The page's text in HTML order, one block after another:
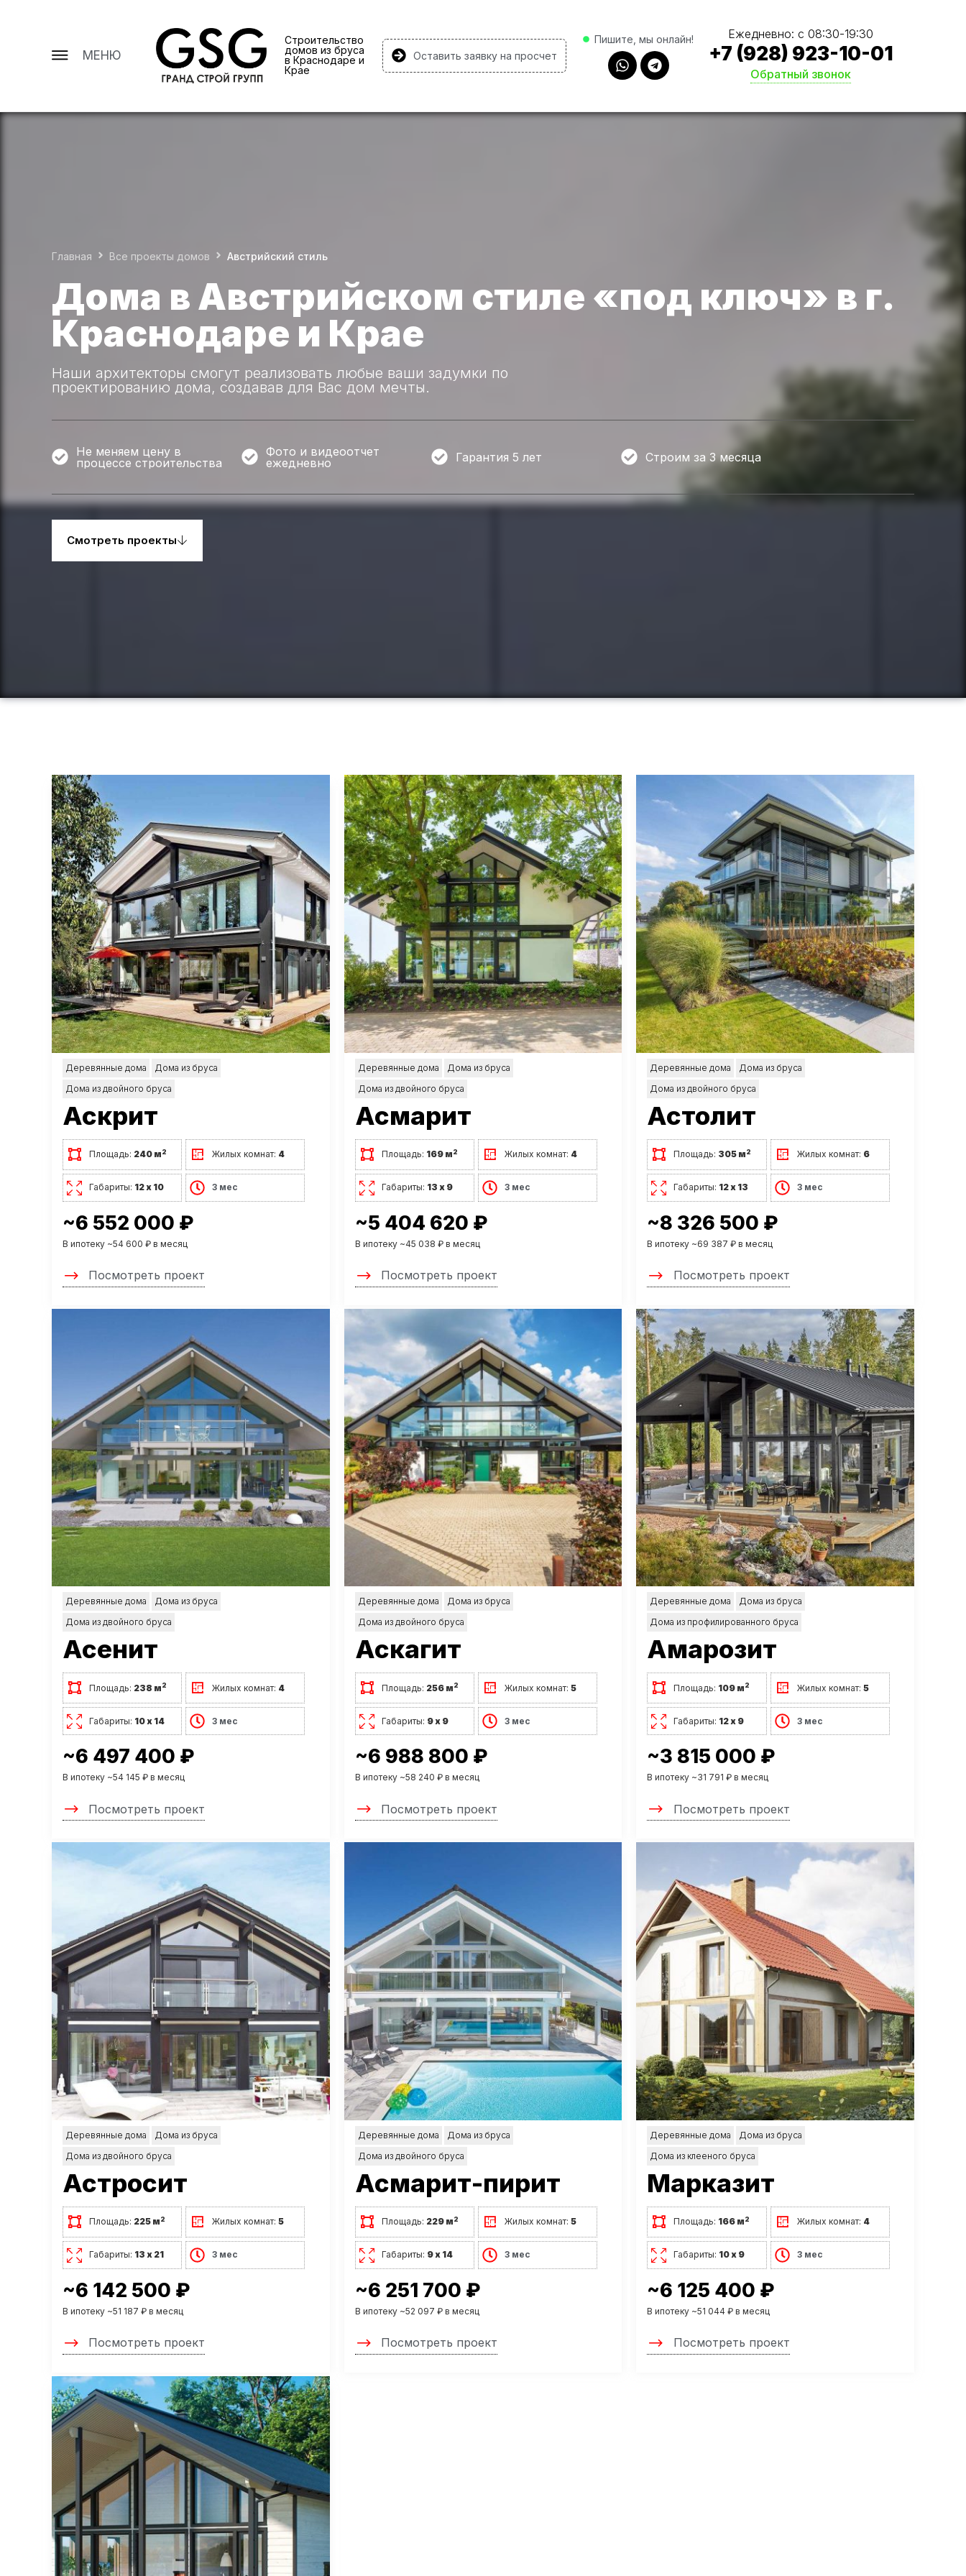
МЕНЮ
Строительство
домов из бруса
в Краснодаре и
Крае
Оставить заявку на просчет
Пишите, мы онлайн! Ежедневно: с 08:30-19:30
+7 (928) 923-10-01
Обратный звонок
Главная Все проекты домов Австрийский стиль
Дома в Австрийском стиле «под ключ» в г.
Краснодаре и Крае
Наши архитекторы смогут реализовать любые ваши задумки по
проектированию дома, создавав для Вас дом мечты.
Не меняем цену в
процессе строительства
Фото и видеоотчет
ежедневно
Гарантия 5 лет Строим за 3 месяца
Смотреть проекты
Деревянные дома
Дома из бруса
Дома из двойного бруса
Аскрит
Площадь: 240 м2 Жилых комнат: 4
Габариты: 12 х 10 3 мес
~6 552 000 ₽
В ипотеку ~54 600 ₽ в месяц
Посмотреть проект
Деревянные дома
Дома из бруса
Дома из двойного бруса
Асмарит
Площадь: 169 м2 Жилых комнат: 4
Габариты: 13 х 9 3 мес
~5 404 620 ₽
В ипотеку ~45 038 ₽ в месяц
Посмотреть проект
Деревянные дома
Дома из бруса
Дома из двойного бруса
Астолит
Площадь: 305 м2 Жилых комнат: 6
Габариты: 12 х 13 3 мес
~8 326 500 ₽
В ипотеку ~69 387 ₽ в месяц
Посмотреть проект
Деревянные дома
Дома из бруса
Дома из двойного бруса
Асенит
Площадь: 238 м2 Жилых комнат: 4
Габариты: 10 х 14 3 мес
~6 497 400 ₽
В ипотеку ~54 145 ₽ в месяц
Посмотреть проект
Деревянные дома
Дома из бруса
Дома из двойного бруса
Аскагит
Площадь: 256 м2 Жилых комнат: 5
Габариты: 9 х 9 3 мес
~6 988 800 ₽
В ипотеку ~58 240 ₽ в месяц
Посмотреть проект
Деревянные дома
Дома из бруса
Дома из профилированного бруса
Амарозит
Площадь: 109 м2 Жилых комнат: 5
Габариты: 12 х 9 3 мес
~3 815 000 ₽
В ипотеку ~31 791 ₽ в месяц
Посмотреть проект
Деревянные дома
Дома из бруса
Дома из двойного бруса
Астросит
Площадь: 225 м2 Жилых комнат:5
Габариты: 13 х 21 3 мес
~6 142 500 ₽
В ипотеку ~51 187 ₽ в месяц
Посмотреть проект
Деревянные дома
Дома из бруса
Дома из двойного бруса
Асмарит-пирит
Площадь: 229 м2 Жилых комнат: 5
Габариты: 9 х 14 3 мес
~6 251 700 ₽
В ипотеку ~52 097 ₽ в месяц
Посмотреть проект
Деревянные дома
Дома из бруса
Дома из клееного бруса
Марказит
Площадь: 166 м2 Жилых комнат: 4
Габариты: 10 х 9 3 мес
~6 125 400 ₽
В ипотеку ~51 044 ₽ в месяц
Посмотреть проект